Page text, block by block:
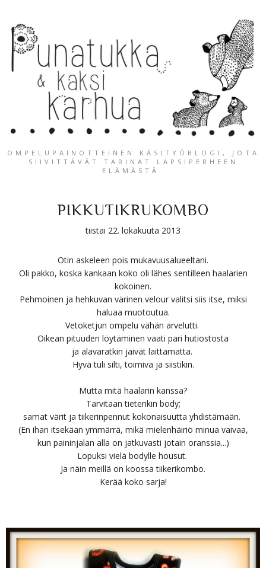
OMPELUPAINOTTEINEN KÄSITYÖBLOGI, JOTA
SIIVITTÄVÄT TARINAT LAPSIPERHEEN
ELÄMÄSTÄ.
PIKKUTIKRUKOMBO
tiistai 22. lokakuuta 2013
Otin askeleen pois mukavuusalueeltani.
Oli pakko, koska kankaan koko oli lähes sentilleen haalarien
kokoinen.
Pehmoinen ja hehkuvan värinen velour valitsi siis itse, miksi
haluaa muotoutua.
Vetoketjun ompelu vähän arvelutti.
Oikean pituuden löytäminen vaati pari hutiostosta
ja alavaratkin jäivät laittamatta.
Hyvä tuli silti, toimiva ja siistikin.
Mutta mitä haalarin kanssa?
Tarvitaan tietenkin body;
samat värit ja tiikerinpennut kokonaisuutta yhdistämään.
(En ihan itsekään ymmärrä, mikä mielenhäiriö minua vaivaa,
kun paininjalan alla on jatkuvasti jotain oranssia...)
Lopuksi vielä bodylle housut.
Ja näin meillä on koossa tiikerikombo.
Kerää koko sarja!